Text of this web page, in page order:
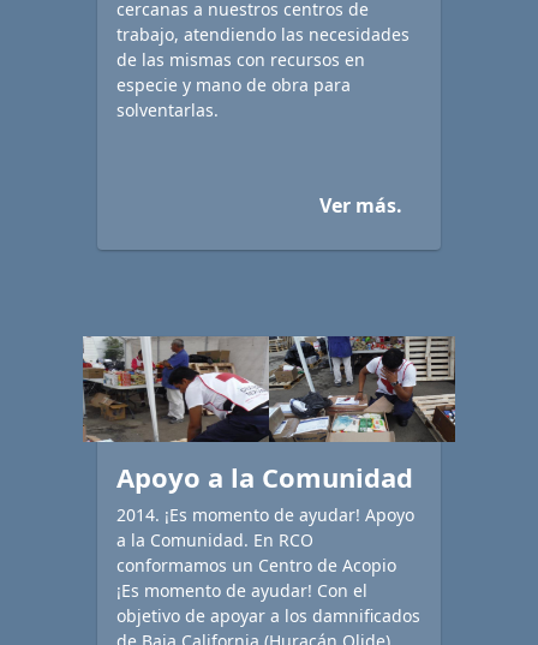
cercanas a nuestros centros de
trabajo, atendiendo las necesidades
de las mismas con recursos en
especie y mano de obra para
solventarlas.
Ver más.
Apoyo a la Comunidad
2014. ¡Es momento de ayudar! Apoyo
a la Comunidad. En RCO
conformamos un Centro de Acopio
¡Es momento de ayudar! Con el
objetivo de apoyar a los damnificados
de Baja California (Huracán Olide).